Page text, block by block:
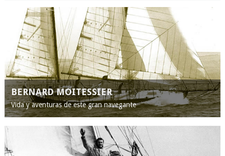
BERNARD MOITESSIER
Vida y aventuras de este gran navegante